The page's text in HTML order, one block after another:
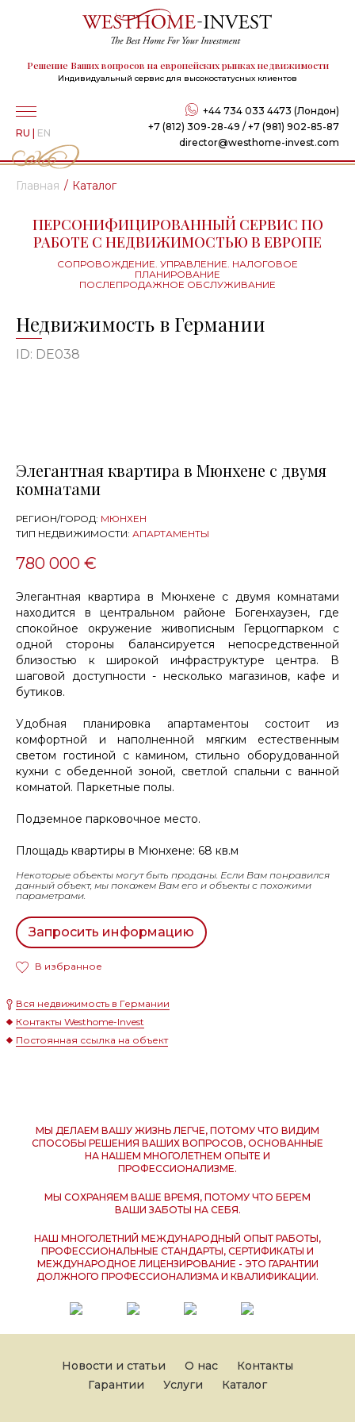
Решение Ваших вопросов на европейских рынках недвижимости
Индивидуальный сервис для высокостатусных клиентов
+44 734 033 4473 (Лондон)
+7 (812) 309-28-49 / +7 (981) 902-85-87
director@westhome-invest.com
RU | EN
Главная Каталог
ПЕРСОНИФИЦИРОВАННЫЙ СЕРВИС ПО
РАБОТЕ С НЕДВИЖИМОСТЬЮ В ЕВРОПЕ
СОПРОВОЖДЕНИЕ. УПРАВЛЕНИЕ. НАЛОГОВОЕ
ПЛАНИРОВАНИЕ
ПОСЛЕПРОДАЖНОЕ ОБСЛУЖИВАНИЕ
Недвижимость в Германии
ID: DE038
Элегантная квартира в Мюнхене с двумя
комнатами
РЕГИОН/ГОРОД: МЮНХЕН
ТИП НЕДВИЖИМОСТИ: АПАРТАМЕНТЫ
780 000 €
Элегантная квартира в Мюнхене с двумя комнатами
находится в центральном районе Богенхаузен, где
спокойное окружение живописным Герцогпарком с
одной стороны балансируется непосредственной
близостью к широкой инфраструктуре центра. В
шаговой доступности - несколько магазинов, кафе и
бутиков.
Удобная планировка апартаментоы состоит из
комфортной и наполненной мягким естественным
светом гостиной с камином, стильно оборудованной
кухни с обеденной зоной, светлой спальни с ванной
комнатой. Паркетные полы.
Подземное парковочное место.
Площадь квартиры в Мюнхене: 68 кв.м
Некоторые объекты могут быть проданы. Если Вам понравился
данный объект, мы покажем Вам его и объекты с похожими
параметрами.
Запросить информацию
В избранное
Вся недвижимость в Германии
Контакты Westhome-Invest
Постоянная ссылка на объект
МЫ ДЕЛАЕМ ВАШУ ЖИЗНЬ ЛЕГЧЕ, ПОТОМУ ЧТО ВИДИМ
СПОСОБЫ РЕШЕНИЯ ВАШИХ ВОПРОСОВ, ОСНОВАННЫЕ
НА НАШЕМ МНОГОЛЕТНЕМ ОПЫТЕ И
ПРОФЕССИОНАЛИЗМЕ.
МЫ СОХРАНЯЕМ ВАШЕ ВРЕМЯ, ПОТОМУ ЧТО БЕРЕМ
ВАШИ ЗАБОТЫ НА СЕБЯ.
НАШ МНОГОЛЕТНИЙ МЕЖДУНАРОДНЫЙ ОПЫТ РАБОТЫ,
ПРОФЕССИОНАЛЬНЫЕ СТАНДАРТЫ, СЕРТИФИКАТЫ И
МЕЖДУНАРОДНОЕ ЛИЦЕНЗИРОВАНИЕ - ЭТО ГАРАНТИИ
ДОЛЖНОГО ПРОФЕССИОНАЛИЗМА И КВАЛИФИКАЦИИ.
Новости и статьи О нас
Контакты
Гарантии
Услуги Каталог